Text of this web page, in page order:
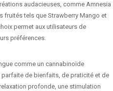
audacieuses, comme Amnesia
fruités tels que Strawberry Mango et
permet aux utilisateurs de
préférences.
comme un cannabinoïde
de bienfaits, de praticité et de
profonde, une stimulation